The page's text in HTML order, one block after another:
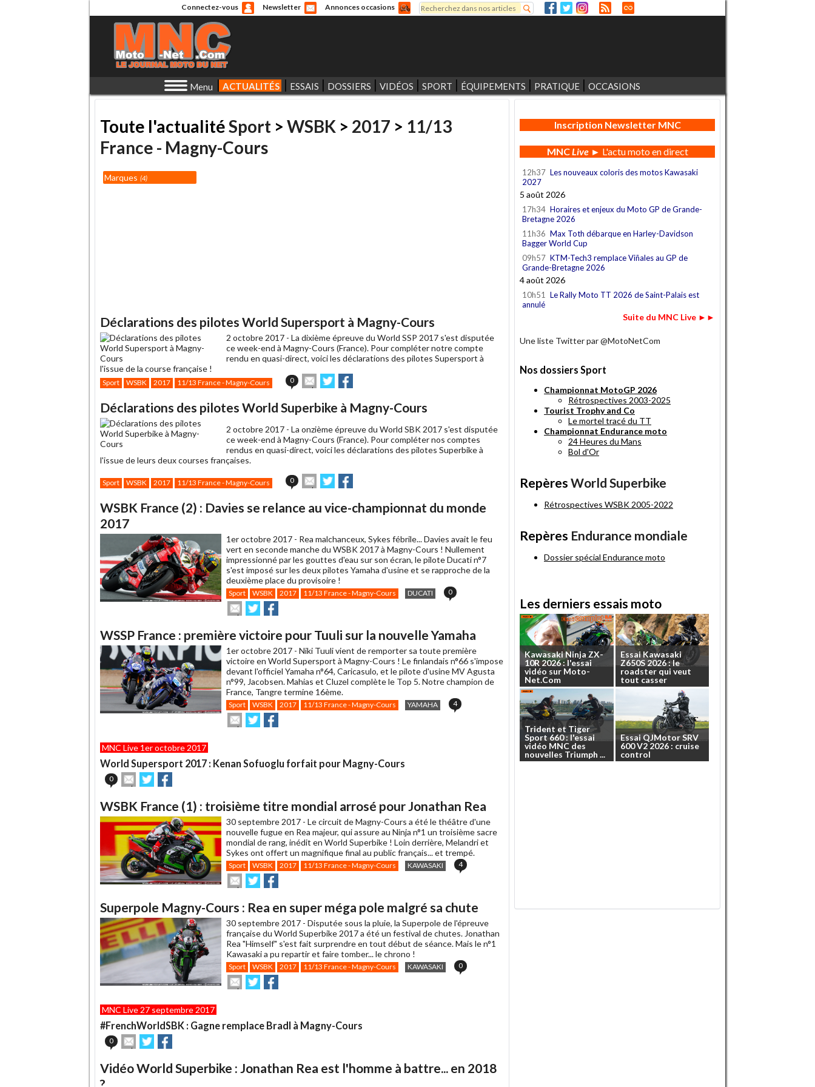
Connectez-vous Newsletter Annonces occasions
Formulaire de recherche
Rechercher
Menu ACTUALITÉS ESSAIS DOSSIERS VIDÉOS SPORT ÉQUIPEMENTS PRATIQUE OCCASIONS
Toute l'actualitéSport > WSBK > 2017 > 11/13
France - Magny-Cours
Marques 4
Déclarations des pilotes World Supersport à Magny-Cours
2 octobre 2017 - La dixième épreuve du World SSP 2017 s'est disputée
ce week-end à Magny-Cours (France). Pour compléter notre compte
rendu en quasi-direct, voici les déclarations des pilotes Supersport à
l'issue de la course française !
Sport WSBK 2017 11/13 France - Magny-Cours 0
Envoyer
cet
à
ami
Partager
sur sur
Déclarations des pilotes World Superbike à Magny-Cours
2 octobre 2017 - La onzième épreuve du World SBK 2017 s'est disputée
ce week-end à Magny-Cours (France). Pour compléter nos comptes
rendus en quasi-direct, voici les déclarations des pilotes Superbike à
l'issue de leurs deux courses françaises.
Sport WSBK 2017 11/13 France - Magny-Cours 0
Envoyer
cet
à
Partager
sur sur
WSBK France (2) : Davies se relance au vice-championnat du monde
2017
1er octobre 2017 - Rea malchanceux, Sykes fébrile... Davies avait le feu
vert en seconde manche du WSBK 2017 à Magny-Cours ! Nullement
impressionné par les gouttes d'eau sur son écran, le pilote Ducati n°7
s'est imposé sur les deux pilotes Yamaha d'usine et se rapproche de la
deuxième place du provisoire !
Sport WSBK 2017 11/13 France - Magny-Cours DUCATI 0
Envoyer
cet
à
un
ami
Partager
sur
sur
WSSP France : première victoire pour Tuuli sur la nouvelle Yamaha
1er octobre 2017 - Niki Tuuli vient de remporter sa toute première
victoire en World Supersport à Magny-Cours ! Le finlandais n°66 s'impose
devant l'officiel Yamaha n°64, Caricasulo, et le pilote d'usine MV Agusta
n°99, Jacobsen. Mahias et Cluzel complète le Top 5. Notre champion de
France, Tangre termine 16ème.
Sport WSBK 2017 11/13 France - Magny-Cours YAMAHA 4
Envoyer
cet
ami
Partager
sur
sur
MNC Live 1er octobre 2017
World Supersport 2017 : Kenan Sofuoglu forfait pour Magny-Cours
0
Envoyer
cet
à
un
ami
Partager
sur sur
WSBK France (1) : troisième titre mondial arrosé pour Jonathan Rea
30 septembre 2017 - Le circuit de Magny-Cours a été le théâtre d'une
nouvelle fugue en Rea majeur, qui assure au Ninja n°1 un troisième sacre
mondial de rang, inédit en World Superbike ! Loin derrière, Melandri et
Sykes ont offert un magnifique final au public français... et trempé.
Sport WSBK 2017 11/13 France - Magny-Cours KAWASAKI 4
Envoyer
cet
à
un
ami
Partager
sur
sur
Superpole Magny-Cours : Rea en super méga pole malgré sa chute
30 septembre 2017 - Disputée sous la pluie, la Superpole de l'épreuve
française du World Superbike 2017 a été un festival de chutes. Jonathan
Rea "Himself" s'est fait surprendre en tout début de séance. Mais le n°1
Kawasaki a pu repartir et faire tomber... le chrono !
Sport WSBK 2017 11/13 France - Magny-Cours KAWASAKI 0
Envoyer
cet
ami
Partager
sur
sur
MNC Live 27 septembre 2017
#FrenchWorldSBK : Gagne remplace Bradl à Magny-Cours
0
Envoyer
cet
à
Partager
sur sur
Vidéo World Superbike : Jonathan Rea est l'homme à battre... en 2018
?
Inscription Newsletter MNC
MNCLive► L'actu moto en direct
12h37 Les nouveaux coloris des motos Kawasaki
2027
5 août 2026
17h34 Horaires et enjeux du Moto GP de Grande-
Bretagne 2026
11h36 Max Toth débarque en Harley-Davidson
Bagger World Cup
09h57 KTM-Tech3 remplace Viñales au GP de
Grande-Bretagne 2026
4 août 2026
10h51
Le Rally Moto TT 2026 de Saint-Palais est
annulé
Suite du MNC Live ►►
Une liste Twitter par @MotoNetCom
Nos dossiers Sport
Championnat MotoGP 2026
Rétrospectives 2003-2025
Tourist Trophy and Co
Le mortel tracé du TT
Championnat Endurance moto
24 Heures du Mans
Bol d'Or
Repères World Superbike
Rétrospectives WSBK 2005-2022
Repères Endurance mondiale
Dossier spécial Endurance moto
Les derniers essais moto
KawasakiNinja ZX-
10R2026: l'essai
vidéo sur Moto-
Net.Com
EssaiKawasaki
Z650S 2026:le
roadster qui veut
tout casser
Trident etTiger
Sport660:l'essai
vidéo MNC des
nouvelles Triumph ...
Essai QJMotorSRV
600V2 2026 : cruise
control